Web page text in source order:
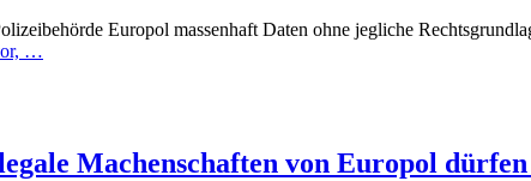
Europol massenhaft Daten ohne jegliche
…
Machenschaften von Europol